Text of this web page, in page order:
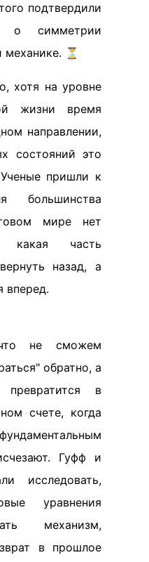
подтвердили
о симметрии
механике. ⏳
хотя на уровне
жизни время
направлении,
состояний это
пришли к
большинства
мире нет
какая часть
назад, а
вперед.
не сможем
обратно, а
в
счете, когда
Гуфф и
исследовать,
уравнения
механизм,
в прошлое